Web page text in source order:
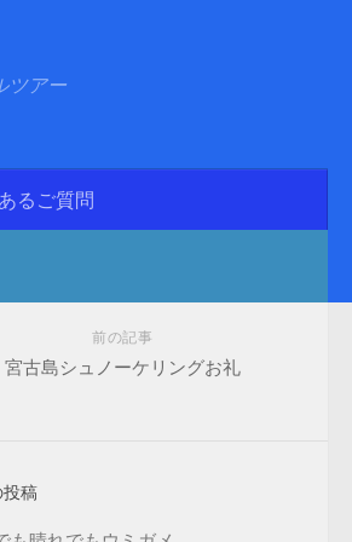
ツアー
るご質問
前の記事
宮古島シュノーケリングお礼
稿